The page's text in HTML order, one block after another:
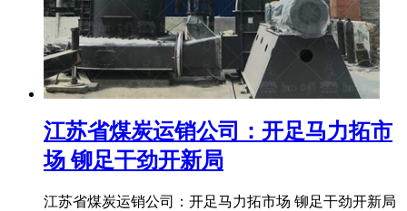
江苏省煤炭运销公司：开足马力拓市
场 铆足干劲开新局
江苏省煤炭运销公司：开足马力拓市场 铆足干劲开新局